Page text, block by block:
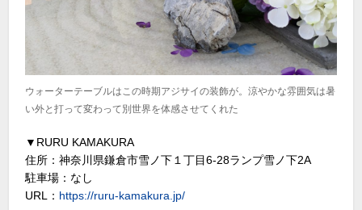
ウォーターテーブルはこの時期アジサイの装飾が。涼やかな雰囲気は暑
い外と打って変わって別世界を体感させてくれた
▼RURU KAMAKURA
住所：神奈川県鎌倉市雪ノ下１丁目6-28ランプ雪ノ下2A
駐車場：なし
URL： https://ruru-kamakura.jp/